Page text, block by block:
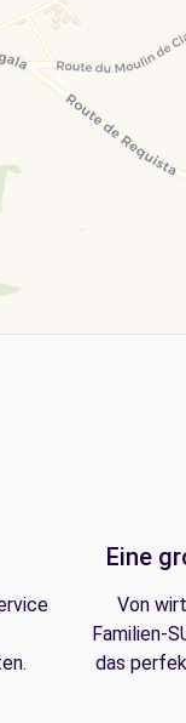
Eine
Von
Familien-
das